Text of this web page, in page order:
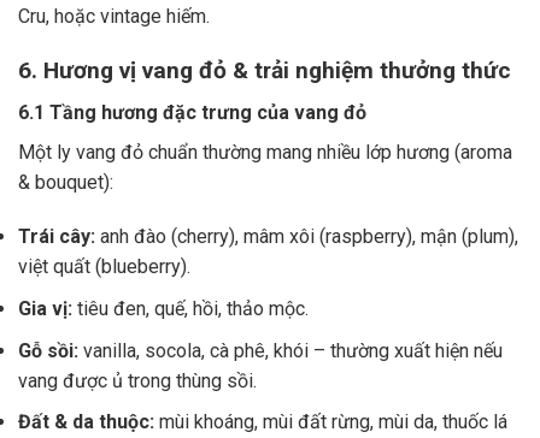
Cru, hoặc vintage hiếm.
6. Hương vị vang đỏ & trải nghiệm thưởng thức
6.1 Tầng hương đặc trưng của vang đỏ
Một ly vang đỏ chuẩn thường mang nhiều lớp hương (aroma
& bouquet):
Trái cây: anh đào (cherry), mâm xôi (raspberry), mận (plum),
việt quất (blueberry).
Gia vị: tiêu đen, quế, hồi, thảo mộc.
Gỗ sồi: vanilla, socola, cà phê, khói – thường xuất hiện nếu
vang được ủ trong thùng sồi.
Đất & da thuộc: mùi khoáng, mùi đất rừng, mùi da, thuốc lá